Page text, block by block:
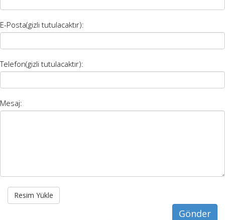
E-Posta(gizli tutulacaktır):
Telefon(gizli tutulacaktır):
Mesaj:
Resim Yükle
Gönder